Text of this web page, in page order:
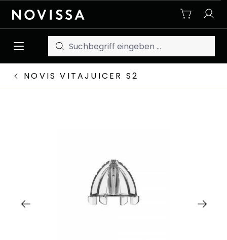
Zum Hauptinhalt springen
NOVIS VITAJUICER S2